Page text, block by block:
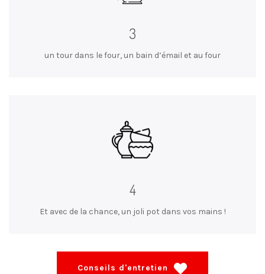
3
un tour dans le four, un bain d’émail et au four
4
Et avec de la chance, un joli pot dans vos mains !
Conseils d'entretien